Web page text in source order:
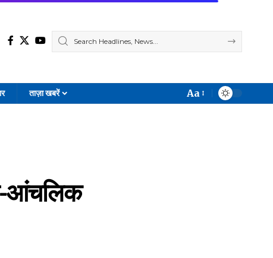
ताज़ा खबरें
Font
Aa
आंचलिक